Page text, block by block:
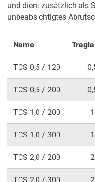
und dient zusätzlich als
unbeabsichtigtes
Name
TCS 0,5 / 120
TCS 0,5 / 200
TCS 1,0 / 200 1
TCS 1,0 / 300 1
TCS 2,0 / 200 2
TCS 2,0 / 300 2